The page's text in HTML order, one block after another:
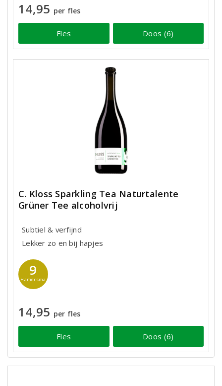
14,95 per fles
Fles Doos (6)
C. Kloss Sparkling Tea Naturtalente
Grüner Tee alcoholvrij
Subtiel & verfijnd
Lekker zo en bij hapjes
9
Hamersma
14,95 per fles
Fles Doos (6)